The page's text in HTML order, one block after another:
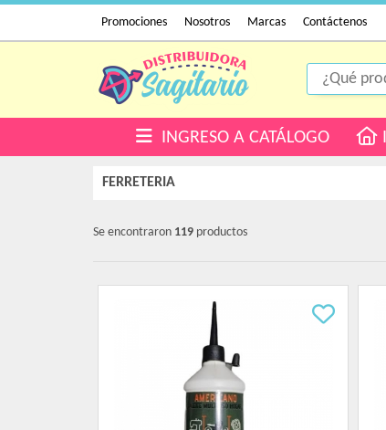
Promociones Nosotros Marcas Contáctenos
INGRESO A CATÁLOGO
FERRETERIA
Se encontraron 119 productos